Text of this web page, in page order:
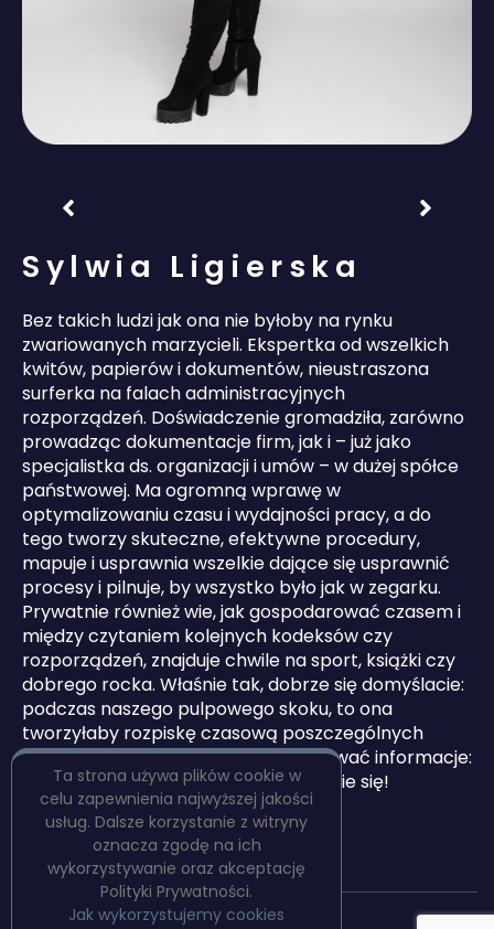
Sylwia Ligierska
Bez takich ludzi jak ona nie byłoby na rynku
zwariowanych marzycieli. Ekspertka od wszelkich
kwitów, papierów i dokumentów, nieustraszona
surferka na falach administracyjnych
rozporządzeń. Doświadczenie gromadziła, zarówno
prowadząc dokumentacje firm, jak i – już jako
specjalistka ds. organizacji i umów – w dużej spółce
państwowej. Ma ogromną wprawę w
optymalizowaniu czasu i wydajności pracy, a do
tego tworzy skuteczne, efektywne procedury,
mapuje i usprawnia wszelkie dające się usprawnić
procesy i pilnuje, by wszystko było jak w zegarku.
Prywatnie również wie, jak gospodarować czasem i
między czytaniem kolejnych kodeksów czy
rozporządzeń, znajduje chwile na sport, książki czy
dobrego rocka. Właśnie tak, dobrze się domyślacie:
podczas naszego pulpowego skoku, to ona
tworzyłaby rozpiskę czasową poszczególnych
etapów, by potem przez radio podawać informacje:
zostało trzydzieści sekund, pospieszcie się!
Ta strona używa plików cookie w
celu zapewnienia najwyższej jakości
usług. Dalsze korzystanie z witryny
oznacza zgodę na ich
wykorzystywanie oraz akceptację
Polityki Prywatności.
Jak wykorzystujemy cookies